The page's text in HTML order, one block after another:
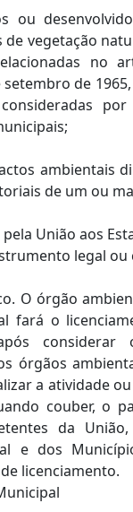
ou
vegetação
no
setembro de
ambientais
de um ou
União aos
legal ou
O órgão
fará o
considerar
órgãos
a atividade
couber, o
da
e dos
licenciamento.